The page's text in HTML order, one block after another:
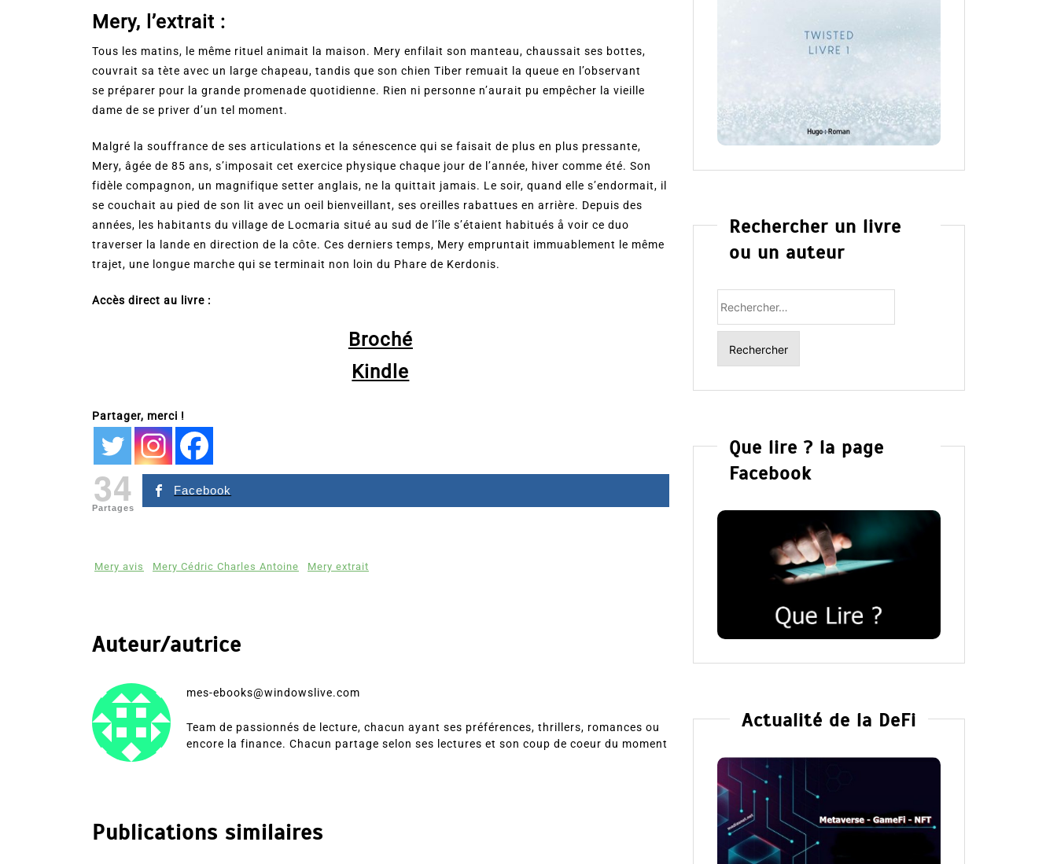
Mery, l’extrait :
Tous les matins, le même rituel animait la maison. Mery enfilait son manteau, chaussait ses bottes,
couvrait sa tète avec un large chapeau, tandis que son chien Tiber remuait la queue en l’observant
se préparer pour la grande promenade quotidienne. Rien ni personne n’aurait pu empêcher la vieille
dame de se priver d’un tel moment.
Malgré la souffrance de ses articulations et la sénescence qui se faisait de plus en plus pressante,
Mery, âgée de 85 ans, s’imposait cet exercice physique chaque jour de l’année, hiver comme été. Son
fidèle compagnon, un magnifique setter anglais, ne la quittait jamais. Le soir, quand elle s’endormait, il
se couchait au pied de son lit avec un oeil bienveillant, ses oreilles rabattues en arrière. Depuis des
années, les habitants du village de Locmaria situé au sud de l’île s’étaient habitués å voir ce duo
traverser la lande en direction de la côte. Ces derniers temps, Mery empruntait immuablement le même
trajet, une longue marche qui se terminait non loin du Phare de Kerdonis.
Accès direct au livre :
Broché
Kindle
Partager, merci !
34
Partages
Facebook
Mery avis Mery Cédric Charles Antoine Mery extrait
Auteur/autrice
mes-ebooks@windowslive.com
Team de passionnés de lecture, chacun ayant ses préférences, thrillers, romances ou
encore la finance. Chacun partage selon ses lectures et son coup de coeur du moment
Publications similaires
Rechercher un livre
ou un auteur
Que lire ? la page
Facebook
Actualité de la DeFi